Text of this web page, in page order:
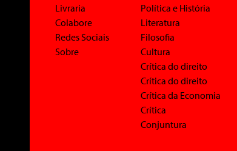
Livraria
Colabore
Redes Sociais
Sobre
Política e História
Literatura
Filosofia
Cultura
Crítica do direito
Crítica do direito
Crítica da Economia
Crítica
Conjuntura